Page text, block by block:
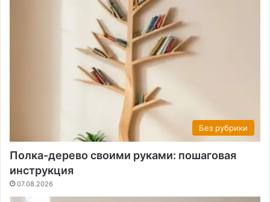
Без рубрики
Полка-дерево своими руками: пошаговая
инструкция
07.08.2026